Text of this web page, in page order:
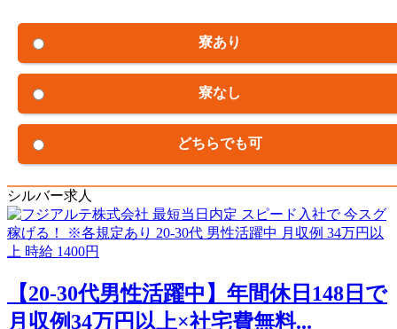
寮あり
寮なし
どちらでも可
シルバー求人
【20-30代男性活躍中】年間休日148日で
月収例34万円以上×社宅費無料...